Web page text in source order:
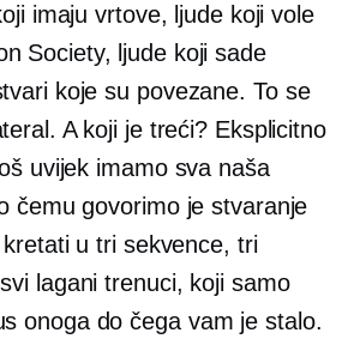
imaju vrtove, ljude koji vole
Society, ljude koji sade
koje su povezane. To se
A koji je treći? Eksplicitno
uvijek imamo sva naša
čemu govorimo je stvaranje
u tri sekvence, tri
lagani trenuci, koji samo
onoga do čega vam je stalo.